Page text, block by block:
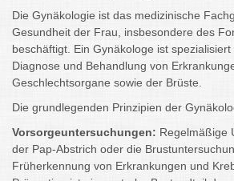
Die Gynäkologie ist das medizinische
Gesundheit der Frau, insbesondere des
beschäftigt. Ein Gynäkologe ist spezialisiert
Diagnose und Behandlung von
Geschlechtsorgane sowie der Brüste.
Die grundlegenden Prinzipien der
Vorsorgeuntersuchungen: Regelmäßige
der Pap-Abstrich oder die
Früherkennung von Erkrankungen und